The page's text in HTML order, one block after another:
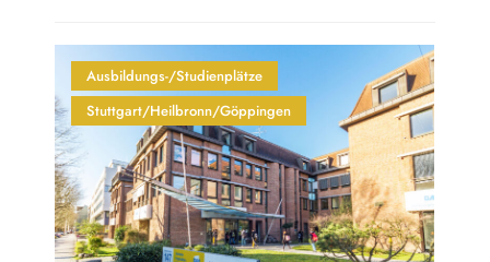
Ausbildungs-/Studienplätze
Stuttgart/Heilbronn/Göppingen